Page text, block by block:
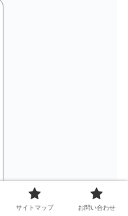
サイトマップ お問い合わせ